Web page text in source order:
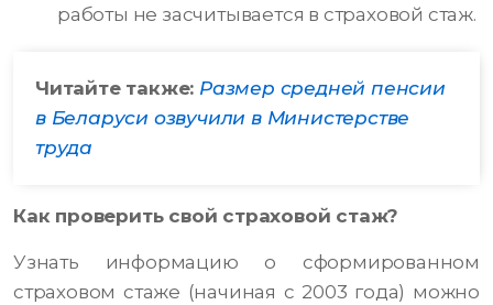
работы не засчитывается в страховой стаж.
Читайте также: Размер средней пенсии
в Беларуси озвучили в Министерстве
труда
Как проверить свой страховой стаж?
Узнать информацию о сформированном
страховом стаже (начиная с 2003 года) можно